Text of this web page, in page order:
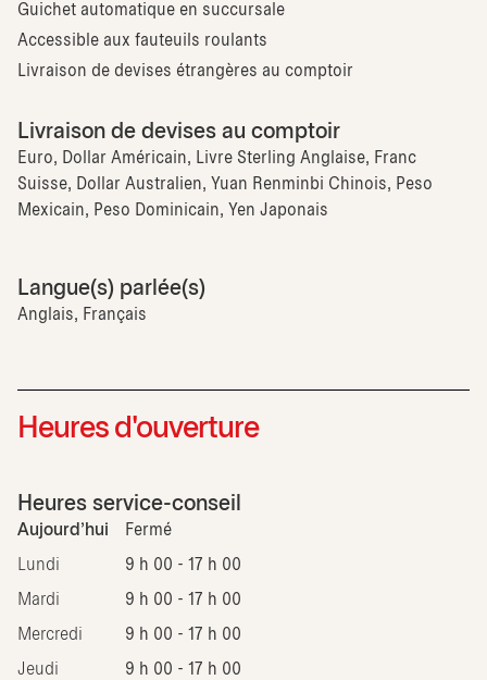
Guichet automatique en succursale
Accessible aux fauteuils roulants
Livraison de devises étrangères au comptoir
Livraison de devises au comptoir
Euro, Dollar Américain, Livre Sterling Anglaise, Franc
Suisse, Dollar Australien, Yuan Renminbi Chinois, Peso
Mexicain, Peso Dominicain, Yen Japonais
Langue(s) parlée(s)
Anglais, Français
Heures d'ouverture
Heures service-conseil
Aujourd'hui Fermé
Lundi 9 h 00 - 17 h 00
Mardi 9 h 00 - 17 h 00
Mercredi 9 h 00 - 17 h 00
Jeudi 9 h 00 - 17 h 00